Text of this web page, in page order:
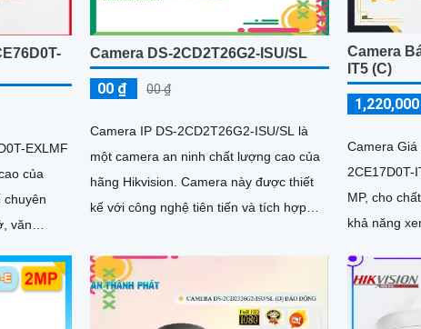
EXLMF
của
văn
Camera DS-2CD2T26G2-ISU/SL
00 ₫ 00 ₫
Camera IP DS-2CD2T26G2-ISU/SL là
một camera an ninh chất lượng cao của
hãng Hikvision. Camera này được thiết
kế với công nghệ tiên tiến và tích hợp
Camera
IT5 (C)
Camera Giá
2CE17D0T-
MP, cho
khả năng
BCS HD